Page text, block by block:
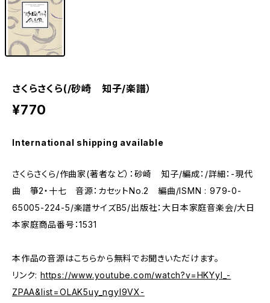
さくらさくら(/砂崎 知子/楽譜）
¥770
International shipping available
さくらさくら/作曲家(著者など）：砂崎 知子/編成：/詳細：-現代
曲 箏2・十七 音源：カセットNo.2 編曲/ISMN : 979-0-
65005-224-5/楽譜サイズB5/出版社：大日本家庭音楽会/大日
本家庭商品番号：1531
本作品の音源はこちらから無料でお聞きいただけます。
リンク: https://www.youtube.com/watch?v=HKYyl_-
ZPAA&list=OLAK5uy_ngyI9VX-